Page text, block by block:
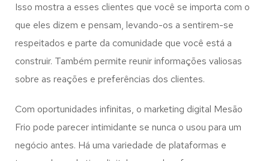
Isso mostra a esses clientes que você se importa com o
que eles dizem e pensam, levando-os a sentirem-se
respeitados e parte da comunidade que você está a
construir. Também permite reunir informações valiosas
sobre as reações e preferências dos clientes.
Com oportunidades infinitas, o marketing digital Mesão
Frio pode parecer intimidante se nunca o usou para um
negócio antes. Há uma variedade de plataformas e